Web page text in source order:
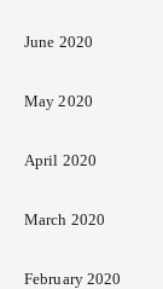
June 2020
May 2020
April 2020
March 2020
February 2020